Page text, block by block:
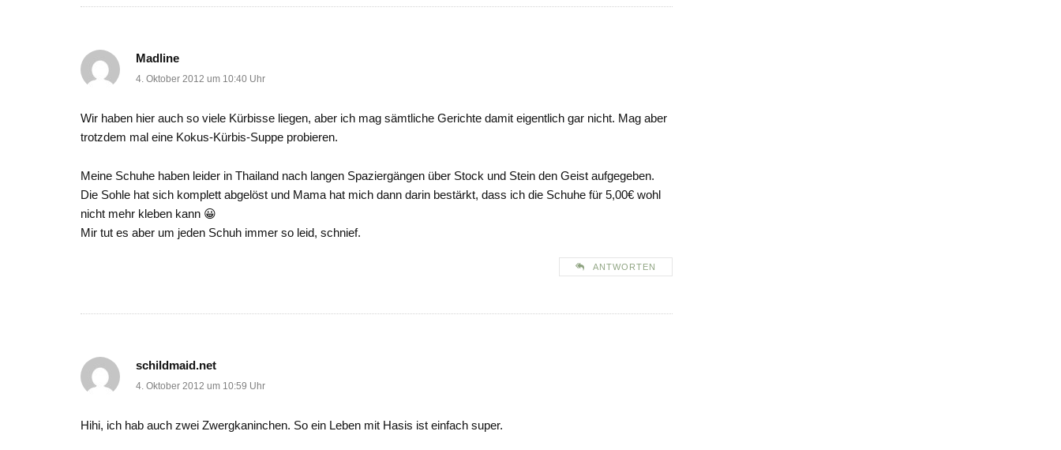
Madline
4. Oktober 2012 um 10:40 Uhr
Wir haben hier auch so viele Kürbisse liegen, aber ich mag sämtliche Gerichte damit eigentlich gar nicht. Mag aber
trotzdem mal eine Kokus-Kürbis-Suppe probieren.
Meine Schuhe haben leider in Thailand nach langen Spaziergängen über Stock und Stein den Geist aufgegeben.
Die Sohle hat sich komplett abgelöst und Mama hat mich dann darin bestärkt, dass ich die Schuhe für 5,00€ wohl
nicht mehr kleben kann 😀
Mir tut es aber um jeden Schuh immer so leid, schnief.
ANTWORTEN
schildmaid.net
4. Oktober 2012 um 10:59 Uhr
Hihi, ich hab auch zwei Zwergkaninchen. So ein Leben mit Hasis ist einfach super.